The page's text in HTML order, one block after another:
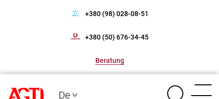
+380 (98) 028-08-51
+380 (50) 676-34-45
Beratung
De